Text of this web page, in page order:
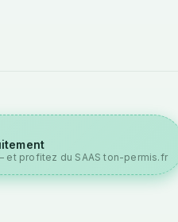
profitez du SAAS ton-permis.fr